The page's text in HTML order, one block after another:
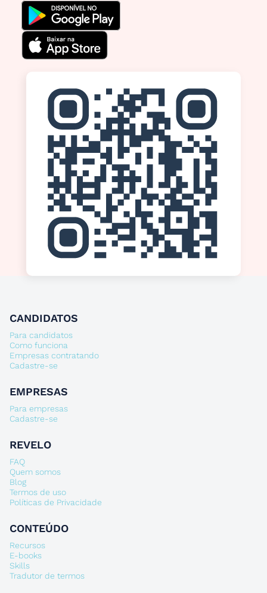
CANDIDATOS
Para candidatos
Como funciona
Empresas contratando
Cadastre-se
EMPRESAS
Para empresas
Cadastre-se
REVELO
FAQ
Quem somos
Blog
Termos de uso
Políticas de Privacidade
CONTEÚDO
Recursos
E-books
Skills
Tradutor de termos